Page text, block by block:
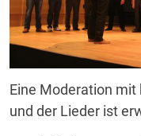
Eine Moderation mit
und der Lieder ist